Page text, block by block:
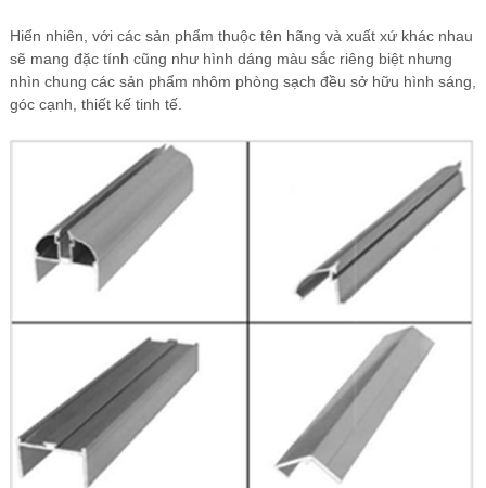
Hiển nhiên, với các sản phẩm thuộc tên hãng và xuất xứ khác nhau
sẽ mang đặc tính cũng như hình dáng màu sắc riêng biệt nhưng
nhìn chung các sản phẩm nhôm phòng sạch đều sở hữu hình sáng,
góc cạnh, thiết kế tinh tế.